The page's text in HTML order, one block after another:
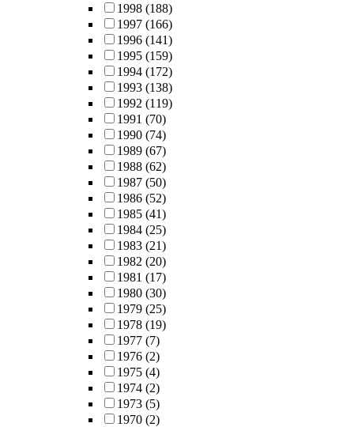
1998 (188)
1997 (166)
1996 (141)
1995 (159)
1994 (172)
1993 (138)
1992 (119)
1991 (70)
1990 (74)
1989 (67)
1988 (62)
1987 (50)
1986 (52)
1985 (41)
1984 (25)
1983 (21)
1982 (20)
1981 (17)
1980 (30)
1979 (25)
1978 (19)
1977 (7)
1976 (2)
1975 (4)
1974 (2)
1973 (5)
1970 (2)